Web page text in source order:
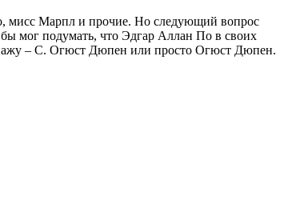
мисс Марпл и прочие. Но следующий вопрос
мог подумать, что Эдгар Аллан По в своих
– С. Огюст Дюпен или просто Огюст Дюпен.